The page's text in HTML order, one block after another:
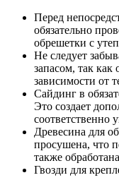
Перед
обязательно
обрешетки с
Не следует
запасом, так как
зависимости от
Сайдинг в
Это создает
соответственно
Древесина для
просушена, что
также
Гвозди для